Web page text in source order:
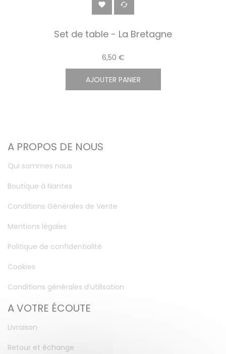
 
Set de table - La Bretagne
6,50 €
AJOUTER PANIER
A PROPOS DE NOUS
Qui sommes nous
Boutique à Nantes
Conditions Générales de Vente
Mentions légales
Politique de confidentialité
Cookies
Conditions générales d’utilisation
A VOTRE ÉCOUTE
Livraison
Retour et échange